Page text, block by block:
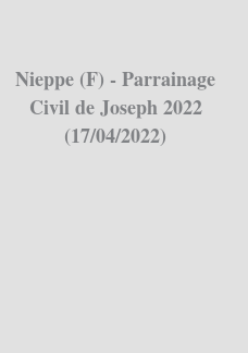
Nieppe (F) - Parrainage
Civil de Joseph 2022
(17/04/2022)